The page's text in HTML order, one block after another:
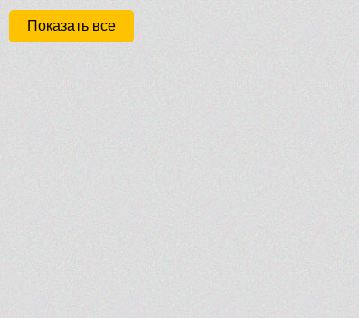
Показать все